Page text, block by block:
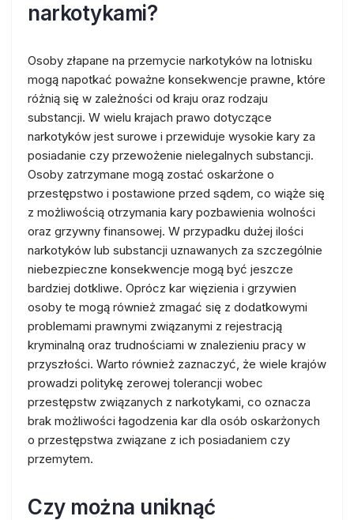
narkotykami?
Osoby złapane na przemycie narkotyków na lotnisku
mogą napotkać poważne konsekwencje prawne, które
różnią się w zależności od kraju oraz rodzaju
substancji. W wielu krajach prawo dotyczące
narkotyków jest surowe i przewiduje wysokie kary za
posiadanie czy przewożenie nielegalnych substancji.
Osoby zatrzymane mogą zostać oskarżone o
przestępstwo i postawione przed sądem, co wiąże się
z możliwością otrzymania kary pozbawienia wolności
oraz grzywny finansowej. W przypadku dużej ilości
narkotyków lub substancji uznawanych za szczególnie
niebezpieczne konsekwencje mogą być jeszcze
bardziej dotkliwe. Oprócz kar więzienia i grzywien
osoby te mogą również zmagać się z dodatkowymi
problemami prawnymi związanymi z rejestracją
kryminalną oraz trudnościami w znalezieniu pracy w
przyszłości. Warto również zaznaczyć, że wiele krajów
prowadzi politykę zerowej tolerancji wobec
przestępstw związanych z narkotykami, co oznacza
brak możliwości łagodzenia kar dla osób oskarżonych
o przestępstwa związane z ich posiadaniem czy
przemytem.
Czy można uniknąć